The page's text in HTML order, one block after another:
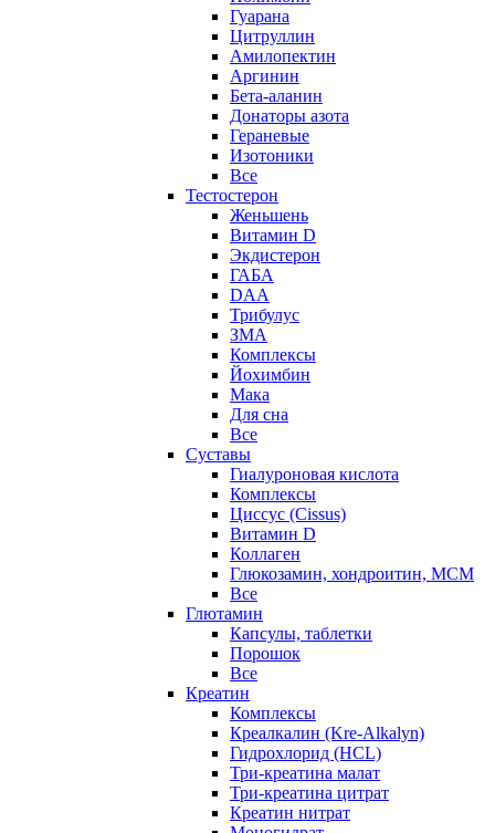
Гуарана
Цитруллин
Амилопектин
Аргинин
Бета-аланин
Донаторы азота
Гераневые
Изотоники
Все
Тестостерон
Женьшень
Витамин D
Экдистерон
ГАБА
DAA
Трибулус
ЗМА
Комплексы
Йохимбин
Мака
Для сна
Все
Суставы
Гиалуроновая кислота
Комплексы
Циссус (Cissus)
Витамин D
Коллаген
Глюкозамин, хондроитин, МСМ
Все
Глютамин
Капсулы, таблетки
Порошок
Все
Креатин
Комплексы
Креалкалин (Kre-Alkalyn)
Гидрохлорид (HCL)
Три-креатина малат
Три-креатина цитрат
Креатин нитрат